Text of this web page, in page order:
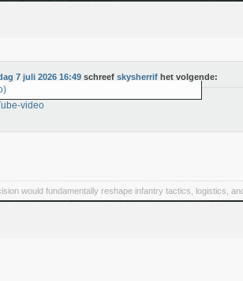
7 juli 2026 16:49 schreef skysherrif het volgende:
video
would fundamentally reshape infantry tactics, logistics,